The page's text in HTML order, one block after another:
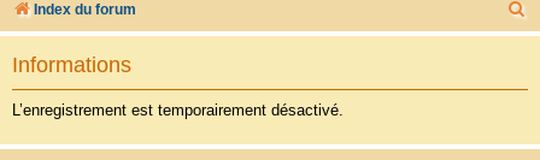
Index du forum
e
Informations
L’enregistrement est temporairement désactivé.